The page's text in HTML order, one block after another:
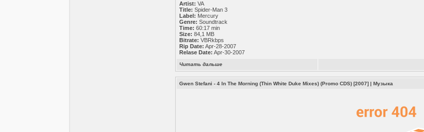
Artist: VA
Title:Spider-Man 3
Label: Mercury
Genre: Soundtrack
Time:60:17 min
Size:84,1 MB
Bitrate: VBRkbps
Rip Date: Apr-28-2007
Relase Date: Apr-30-2007
Читать дальше
Gwen Stefani - 4 In The Morning (Thin White Duke Mixes) (Promo CDS) [2007] |Музыка